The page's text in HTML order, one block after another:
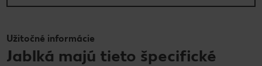
Užitočné informácie
Jablká majú tieto špecifické